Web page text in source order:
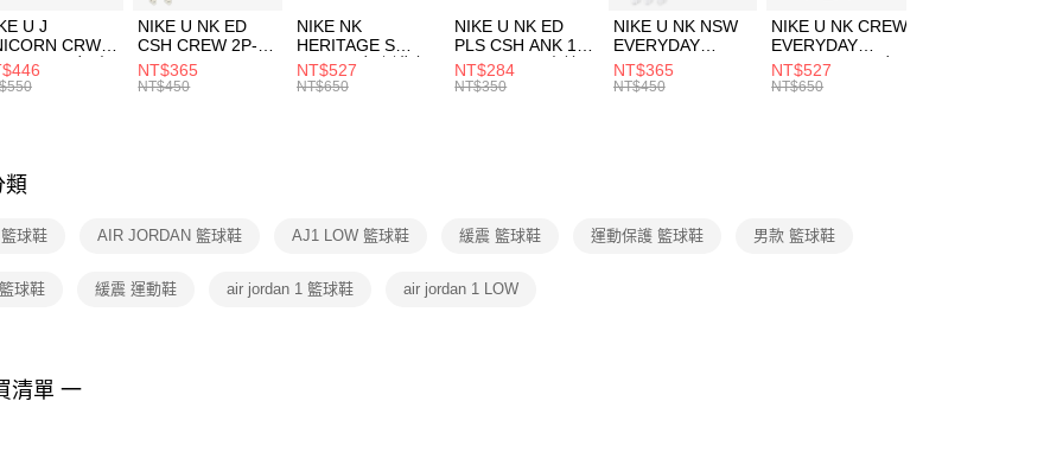
３．收到繳費通知簡訊後14天內，點擊此簡訊中的連結，可透過四大超商
／ATM／網路銀行／等多元方式進行付款，方視為交易完成。
※ 請注意：結帳手續完成當下不需立刻繳費，但若您需要取消訂單，請聯
絡購買商品的店家。未經商家同意取消之訂單仍視為有效，需透過AFTEE
先享後付繳納相關費用。
１．透過由恩沛科技股份有限公司提供之「AFTEE先享後付」服務完成之
交易，需依本服務之必要範圍內提供個人資料，並將交易相關給付款項請
２．關於個人資料處理事宜，請瀏覽以下網址：
付款後門市自取
每筆NT$100，滿NT$1,500(含以上)免運費
U J
CRW
-160 男女 中
FZ3393100
NIKE U NK ED
CSH CREW 2P-
144 EMBRDY 男
女 短統襪
NT$365
NT$450
NIKE NK
HERITAGE S
SMIT 男女 側背包
BA5871010
NT$527
NT$650
NIKE U NK ED
PLS CSH ANK 1P
144 DBL 男 中統
襪 DH4058104
NT$284
NT$350
NIKE U NK NSW
EVERYDAY
ESSENTIAL CR
男女 短統襪
NT$365
NT$450
NIKE U NK CREW
EVERYDAY
BBALL 3PR 男女
長統襪
NT$527
NT$650
類
球鞋 AIR JORDAN 籃球鞋 AJ1 LOW 籃球鞋 緩震 籃球鞋 運動保護 籃球鞋 男款 籃球鞋
球鞋 緩震 運動鞋 air jordan 1 籃球鞋 air jordan 1 LOW
清單 一